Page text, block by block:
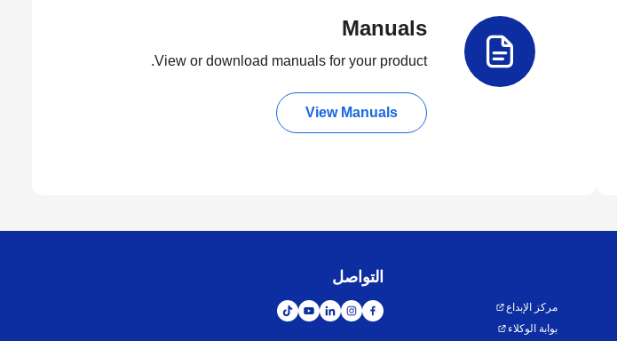
Manuals
View or download manuals for your product.
View Manuals
مركز الإبداع
بوابة الوكلاء
التواصل